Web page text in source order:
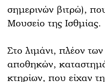
σημερινών βιτρώ),
Μουσείο της Ισθμίας.
Στο λιμάνι, πλέον
αποθηκών,
κτηρίων, που είχαν